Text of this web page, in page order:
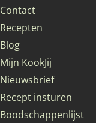
Contact
Recepten
Blog
Mijn KookJij
Nieuwsbrief
Recept insturen
Boodschappenlijst